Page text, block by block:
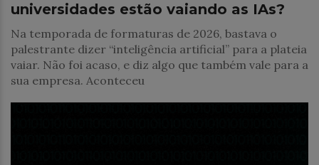
universidades estão vaiando as IAs?
Na temporada de formaturas de 2026, bastava o
palestrante dizer “inteligência artificial” para a plateia
vaiar. Não foi acaso, e diz algo que também vale para a
sua empresa. Aconteceu